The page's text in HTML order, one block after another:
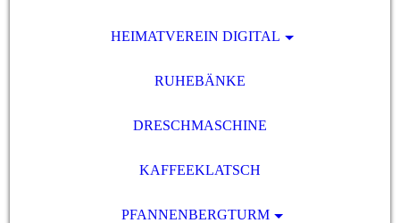
HEIMATVEREIN DIGITAL
RUHEBÄNKE
DRESCHMASCHINE
KAFFEEKLATSCH
PFANNENBERGTURM